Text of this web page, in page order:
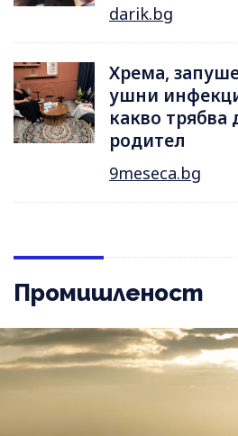
darik.bg
Хрема,
ушни
какво трябва
родител
9meseca.bg
Промишленост